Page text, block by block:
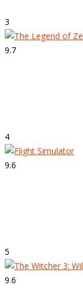
3
9.7
4
9.6
5
9.6